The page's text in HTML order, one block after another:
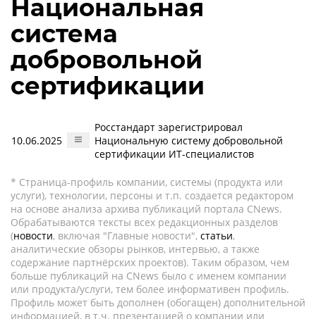
Национальная
система
добровольной
сертификации
10.06.2025
Росстандарт зарегистрировал
Национальную систему добровольной
сертификации ИТ-специалистов
* Страница-профиль компании, системы (продукта или
услуги), технологии, персоны и т.п. создается редактором
на основе анализа архива публикаций портала CNews.
Обрабатываются тексты всех редакционных разделов
(новости, включая "Главные новости", статьи,
аналитические обзоры рынков, интервью, а также
содержание партнёрских проектов). Таким образом, чем
больше публикаций на CNews было с именем компании
или продукта/услуги, тем более информативен профиль.
Профиль может быть дополнен (обогащен) дополнительной
информацией, в т.ч. презентацией о компании или